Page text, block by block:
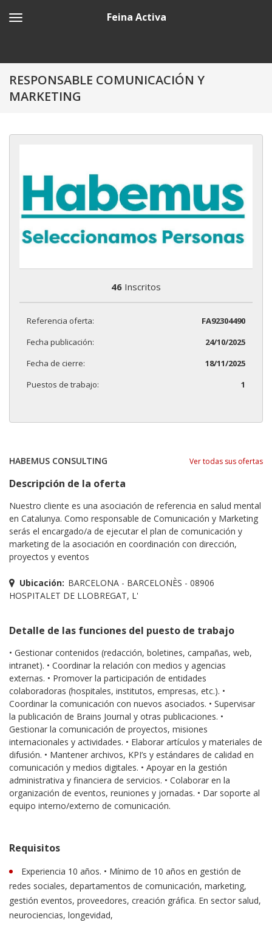
Feina Activa
RESPONSABLE COMUNICACIÓN Y
MARKETING
46 Inscritos
Referencia oferta:
FA92304490
Fecha publicación:
24/10/2025
Fecha de cierre:
18/11/2025
Puestos de trabajo:
1
HABEMUS CONSULTING Ver todas sus ofertas
Descripción de la oferta
Nuestro cliente es una asociación de referencia en salud mental
en Catalunya. Como responsable de Comunicación y Marketing
serás el encargado/a de ejecutar el plan de comunicación y
marketing de la asociación en coordinación con dirección,
proyectos y eventos
Ubicación: BARCELONA - BARCELONÈS - 08906
HOSPITALET DE LLOBREGAT, L'
Detalle de las funciones del puesto de trabajo
• Gestionar contenidos (redacción, boletines, campañas, web,
intranet). • Coordinar la relación con medios y agencias
externas. • Promover la participación de entidades
colaboradoras (hospitales, institutos, empresas, etc.). •
Coordinar la comunicación con nuevos asociados. • Supervisar
la publicación de Brains Journal y otras publicaciones. •
Gestionar la comunicación de proyectos, misiones
internacionales y actividades. • Elaborar artículos y materiales de
difusión. • Mantener archivos, KPI’s y estándares de calidad en
comunicación y medios digitales. • Apoyar en la gestión
administrativa y financiera de servicios. • Colaborar en la
organización de eventos, reuniones y jornadas. • Dar soporte al
equipo interno/externo de comunicación.
Requisitos
Experiencia 10 años. • Mínimo de 10 años en gestión de
redes sociales, departamentos de comunicación, marketing,
gestión eventos, proveedores, creación gráfica. En sector salud,
neurociencias, longevidad,